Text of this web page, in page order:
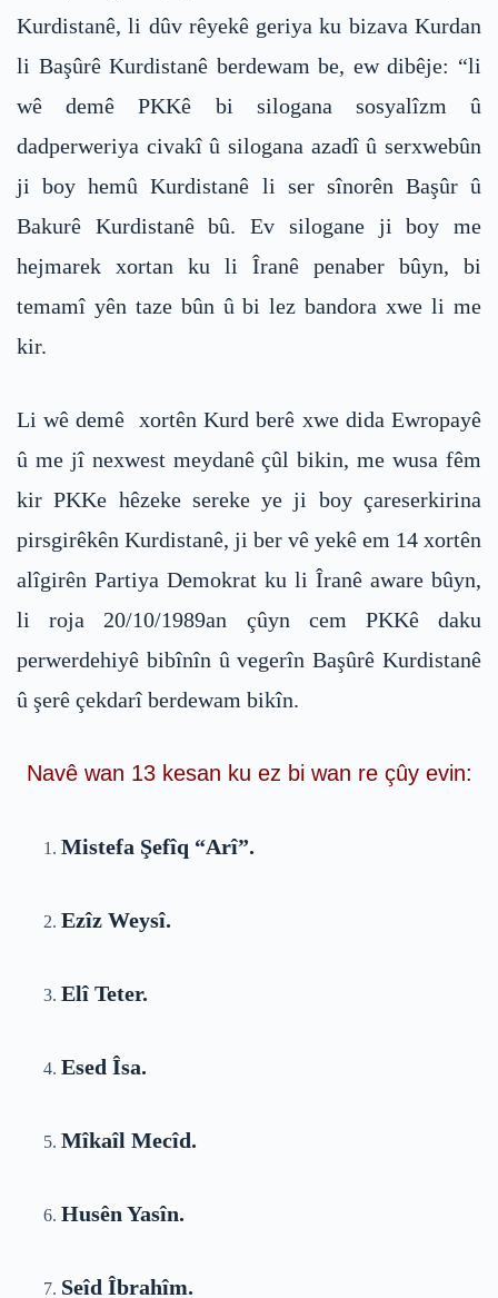
Kurdistanê, li dûv rêyekê geriya ku bizava Kurdan
li Başûrê Kurdistanê berdewam be, ew dibêje: “li
wê demê PKKê bi silogana sosyalîzm û
dadperweriya civakî û silogana azadî û serxwebûn
ji boy hemû Kurdistanê li ser sînorên Başûr û
Bakurê Kurdistanê bû. Ev silogane ji boy me
hejmarek xortan ku li Îranê penaber bûyn, bi
temamî yên taze bûn û bi lez bandora xwe li me
kir.
Li wê demê xortên Kurd berê xwe dida Ewropayê
û me jî nexwest meydanê çûl bikin, me wusa fêm
kir PKKe hêzeke sereke ye ji boy çareserkirina
pirsgirêkên Kurdistanê, ji ber vê yekê em 14 xortên
alîgirên Partiya Demokrat ku li Îranê aware bûyn,
li roja 20/10/1989an çûyn cem PKKê daku
perwerdehiyê bibînîn û vegerîn Başûrê Kurdistanê
û şerê çekdarî berdewam bikîn.
Navê wan 13 kesan ku ez bi wan re çûy evin:
Mistefa Şefîq “Arî”.
Ezîz Weysî.
Elî Teter.
Esed Îsa.
Mîkaîl Mecîd.
Husên Yasîn.
Seîd Îbrahîm.